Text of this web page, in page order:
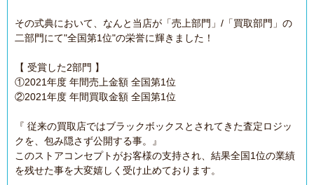
その式典において、なんと当店が「売上部門」/「買取部門」の
二部門にて"全国第1位"の栄誉に輝きました！
【 受賞した2部門 】
①2021年度 年間売上金額 全国第1位
②2021年度 年間買取金額 全国第1位
『 従来の買取店ではブラックボックスとされてきた査定ロジッ
クを、包み隠さず公開する事。』
このストアコンセプトがお客様の支持され、結果全国1位の業績
を残せた事を大変嬉しく受け止めております。